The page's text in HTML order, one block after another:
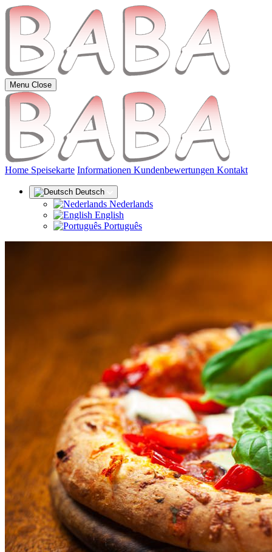
Menu Close
Home (aktuell)
Speisekarte Informationen Kundenbewertungen Kontakt
Deutsch
Nederlands
English
Português